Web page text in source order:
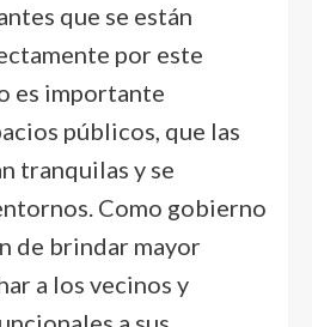
que se están
por este
es importante
públicos, que las
tranquilas y se
Como gobierno
de brindar mayor
a los vecinos y